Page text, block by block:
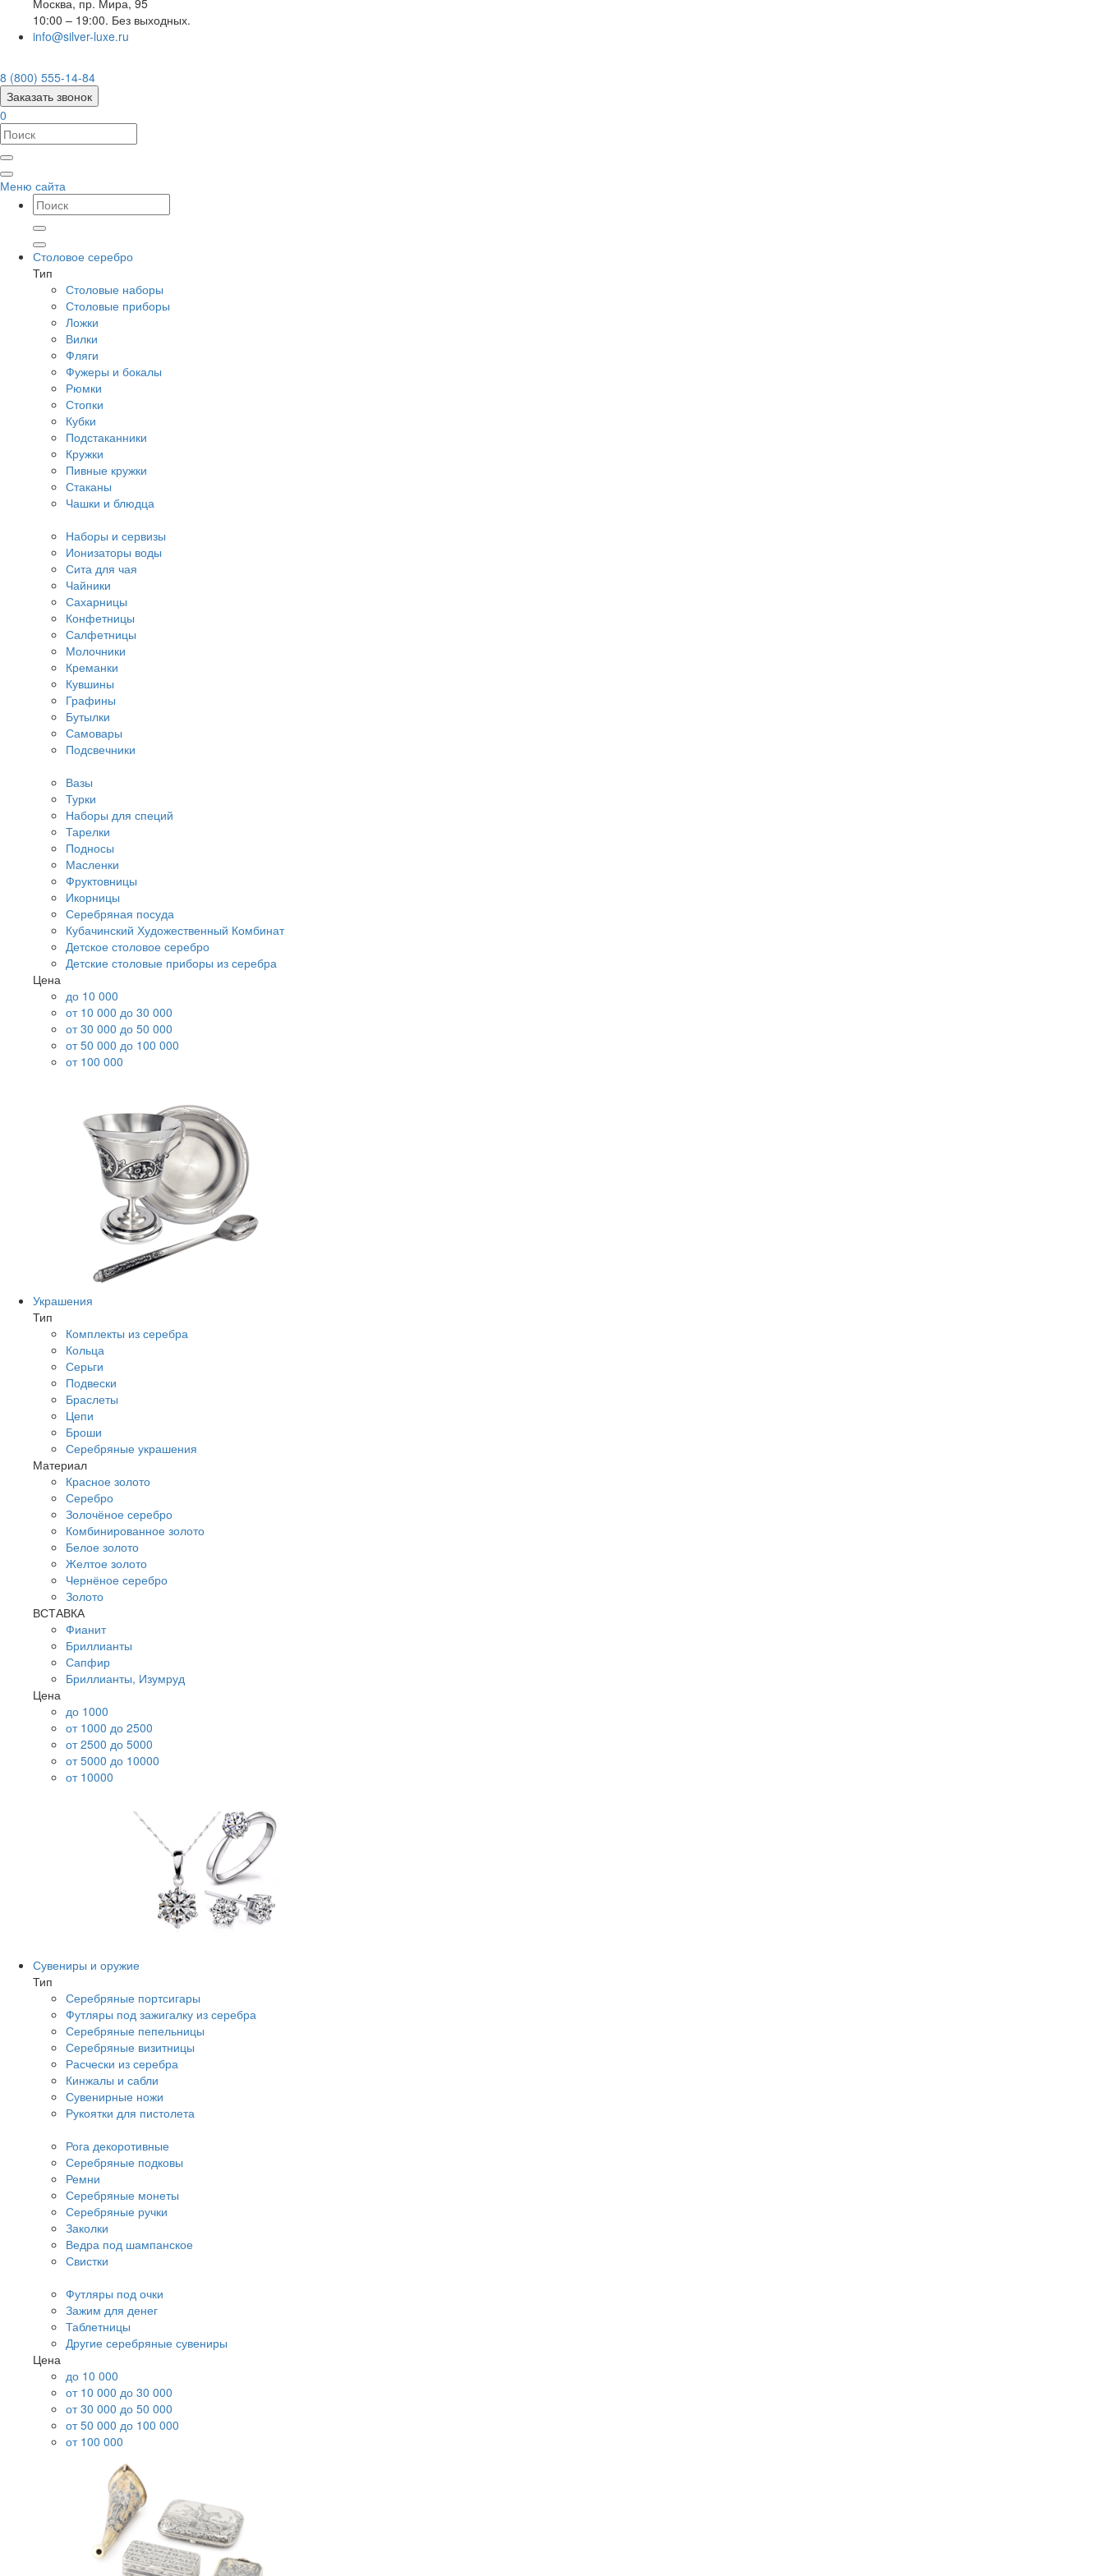
Москва, пр. Мира, 95
10:00 – 19:00. Без выходных.
info@silver-luxe.ru
8 (800) 555-14-84
Заказать звонок
0
Меню сайта
Столовое серебро
Тип
Столовые наборы
Столовые приборы
Ложки
Вилки
Фляги
Фужеры и бокалы
Рюмки
Стопки
Кубки
Подстаканники
Кружки
Пивные кружки
Стаканы
Чашки и блюдца
Наборы и сервизы
Ионизаторы воды
Сита для чая
Чайники
Сахарницы
Конфетницы
Салфетницы
Молочники
Креманки
Кувшины
Графины
Бутылки
Самовары
Подсвечники
Вазы
Турки
Наборы для специй
Тарелки
Подносы
Масленки
Фруктовницы
Икорницы
Серебряная посуда
Кубачинский Художественный Комбинат
Детское столовое серебро
Детские столовые приборы из серебра
Цена
до 10 000
от 10 000 до 30 000
от 30 000 до 50 000
от 50 000 до 100 000
от 100 000
Украшения
Тип
Комплекты из серебра
Кольца
Серьги
Подвески
Браслеты
Цепи
Броши
Серебряные украшения
Материал
Красное золото
Серебро
Золочёное серебро
Комбинированное золото
Белое золото
Желтое золото
Чернёное серебро
Золото
ВСТАВКА
Фианит
Бриллианты
Сапфир
Бриллианты, Изумруд
Цена
до 1000
от 1000 до 2500
от 2500 до 5000
от 5000 до 10000
от 10000
Сувениры и оружие
Тип
Серебряные портсигары
Футляры под зажигалку из серебра
Серебряные пепельницы
Серебряные визитницы
Расчески из серебра
Кинжалы и сабли
Сувенирные ножи
Рукоятки для пистолета
Рога декоротивные
Серебряные подковы
Ремни
Серебряные монеты
Серебряные ручки
Заколки
Ведра под шампанское
Свистки
Футляры под очки
Зажим для денег
Таблетницы
Другие серебряные сувениры
Цена
до 10 000
от 10 000 до 30 000
от 30 000 до 50 000
от 50 000 до 100 000
от 100 000